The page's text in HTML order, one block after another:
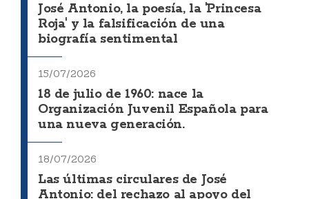
José Antonio, la poesía, la 'Princesa
Roja' y la falsificación de una
biografía sentimental
15/07/2026
18 de julio de 1960: nace la
Organización Juvenil Española para
una nueva generación.
18/07/2026
Las últimas circulares de José
Antonio: del rechazo al apoyo del